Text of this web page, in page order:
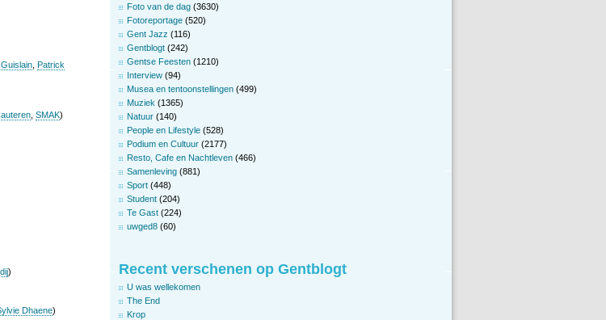
Patrick
SMAK)
)
Dhaene)
Foto van de dag (3630)
Fotoreportage (520)
Gent Jazz (116)
Gentblogt (242)
Gentse Feesten (1210)
Interview (94)
Musea en tentoonstellingen (499)
Muziek (1365)
Natuur (140)
People en Lifestyle (528)
Podium en Cultuur (2177)
Resto, Cafe en Nachtleven (466)
Samenleving (881)
Sport (448)
Student (204)
Te Gast (224)
uwged8 (60)
Recent verschenen op Gentblogt
U was wellekomen
The End
Krop